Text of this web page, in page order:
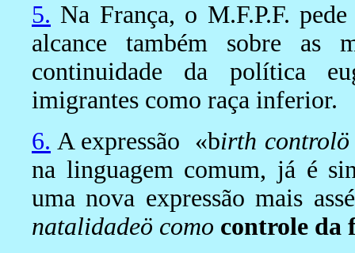
5. Na França, o M.F.P.F.
alcance também sobre as
continuidade da política
imigrantes como raça inferior.
6. A expressão «birth controlö
na linguagem comum, já é
uma nova expressão mais
natalidadeö como controle da